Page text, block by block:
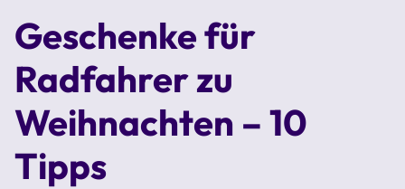
Geschenke für
Radfahrer zu
Weihnachten – 10
Tipps